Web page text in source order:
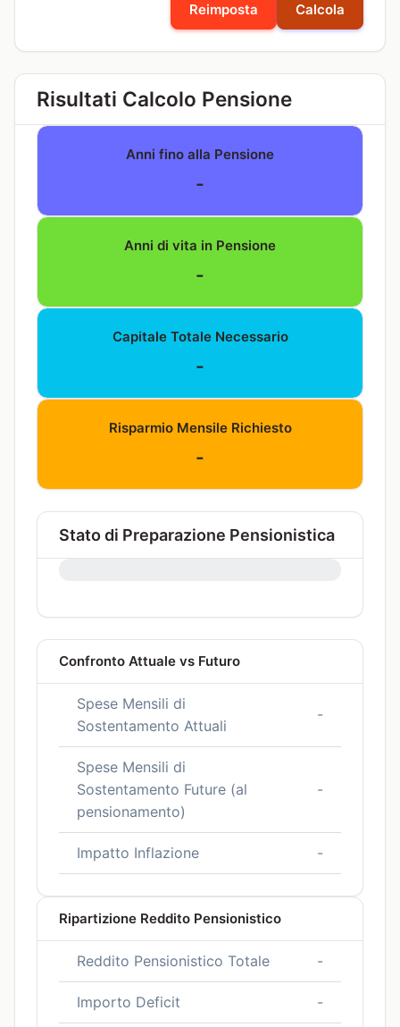
Reimposta Calcola
Risultati Calcolo Pensione
Anni fino alla Pensione
-
Anni di vita in Pensione
-
Capitale Totale Necessario
-
Risparmio Mensile Richiesto
-
Stato di Preparazione Pensionistica
Confronto Attuale vs Futuro
Spese Mensili di
Sostentamento Attuali
-
Spese Mensili di
Sostentamento Future (al
pensionamento)
-
Impatto Inflazione -
Ripartizione Reddito Pensionistico
Reddito Pensionistico Totale -
Importo Deficit -